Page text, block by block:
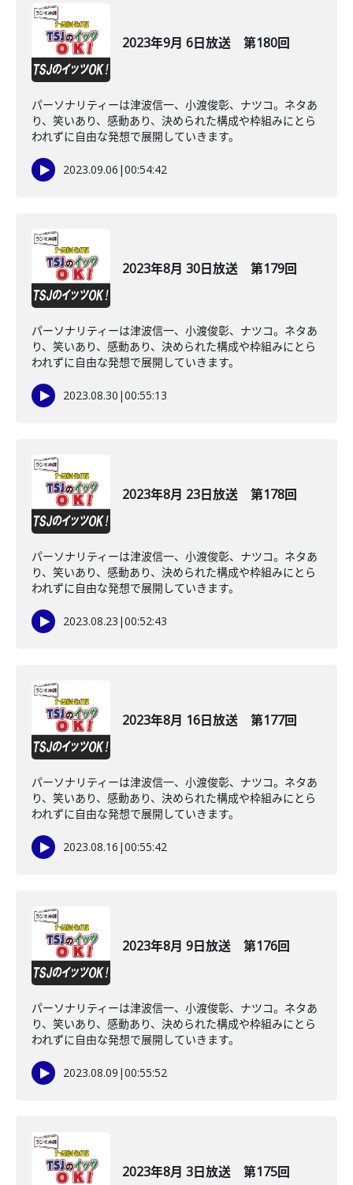
2023年9月 6日放送 第180回
パーソナリティーは津波信一、小渡俊彰、ナツコ。ネタあ
り、笑いあり、感動あり、決められた構成や枠組みにとら
われずに自由な発想で展開していきます。
2023.09.06 |00:54:42
2023年8月 30日放送 第179回
パーソナリティーは津波信一、小渡俊彰、ナツコ。ネタあ
り、笑いあり、感動あり、決められた構成や枠組みにとら
われずに自由な発想で展開していきます。
2023.08.30 |00:55:13
2023年8月 23日放送 第178回
パーソナリティーは津波信一、小渡俊彰、ナツコ。ネタあ
り、笑いあり、感動あり、決められた構成や枠組みにとら
われずに自由な発想で展開していきます。
2023.08.23 |00:52:43
2023年8月 16日放送 第177回
パーソナリティーは津波信一、小渡俊彰、ナツコ。ネタあ
り、笑いあり、感動あり、決められた構成や枠組みにとら
われずに自由な発想で展開していきます。
2023.08.16 |00:55:42
2023年8月 9日放送 第176回
パーソナリティーは津波信一、小渡俊彰、ナツコ。ネタあ
り、笑いあり、感動あり、決められた構成や枠組みにとら
われずに自由な発想で展開していきます。
2023.08.09 |00:55:52
2023年8月 3日放送 第175回